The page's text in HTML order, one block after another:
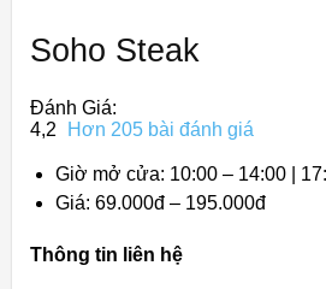
Soho Steak
Đánh Giá:
4,2
Hơn 205 bài đánh giá
Giờ mở cửa: 10:00 – 14:00 |
Giá: 69.000đ – 195.000đ
Thông tin liên hệ